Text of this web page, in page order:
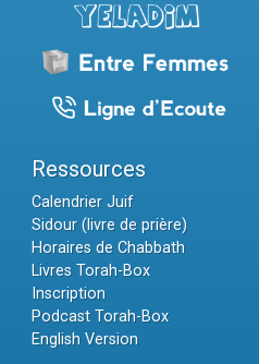
Ressources
Calendrier Juif
Sidour (livre de prière)
Horaires de Chabbath
Livres Torah-Box
Inscription
Podcast Torah-Box
English Version